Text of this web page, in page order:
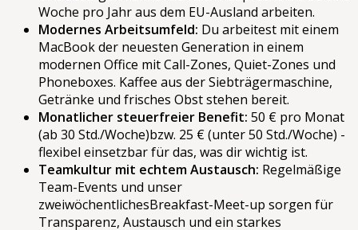
Woche pro Jahr aus dem EU-Ausland arbeiten.
Modernes Arbeitsumfeld: Du arbeitest mit einem
MacBook der neuesten Generation in einem
modernen Office mit Call-Zones, Quiet-Zones und
Phoneboxes. Kaffee aus der Siebträgermaschine,
Getränke und frisches Obst stehen bereit.
Monatlicher steuerfreier Benefit: 50 € pro Monat
(ab 30 Std./Woche)bzw. 25 € (unter 50 Std./Woche) -
flexibel einsetzbar für das, was dir wichtig ist.
Teamkultur mit echtem Austausch: Regelmäßige
Team-Events und unser
zweiwöchentlichesBreakfast-Meet-up sorgen für
Transparenz, Austausch und ein starkes